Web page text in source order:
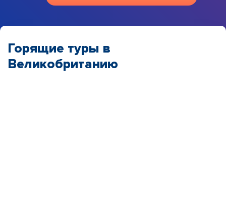
Горящие туры в
Великобританию